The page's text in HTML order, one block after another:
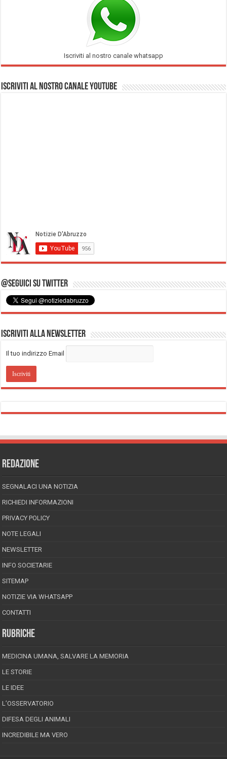
Iscriviti al nostro canale whatsapp
Iscriviti al nostro Canale Youtube
@Seguici su Twitter
Iscriviti alla Newsletter
Il tuo indirizzo Email
REDAZIONE
SEGNALACI UNA NOTIZIA
RICHIEDI INFORMAZIONI
PRIVACY POLICY
NOTE LEGALI
NEWSLETTER
INFO SOCIETARIE
SITEMAP
NOTIZIE VIA WHATSAPP
CONTATTI
RUBRICHE
MEDICINA UMANA, SALVARE LA MEMORIA
LE STORIE
LE IDEE
L’OSSERVATORIO
DIFESA DEGLI ANIMALI
INCREDIBILE MA VERO